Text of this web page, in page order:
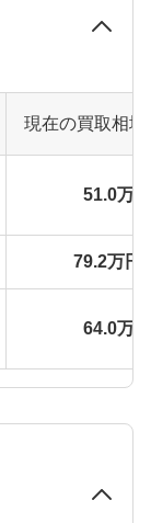
現在の買取相
51.0万
79.2万円
64.0万